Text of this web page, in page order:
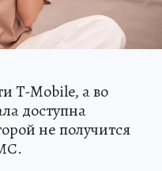
T-Mobile, а во
доступна
не получится